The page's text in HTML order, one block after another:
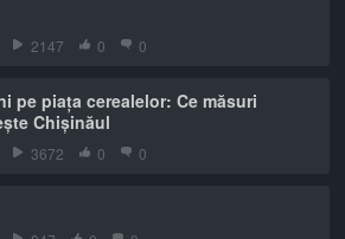
2147 0 0
pe piața cerealelor: Ce măsuri
Chișinăul
3672 0 0